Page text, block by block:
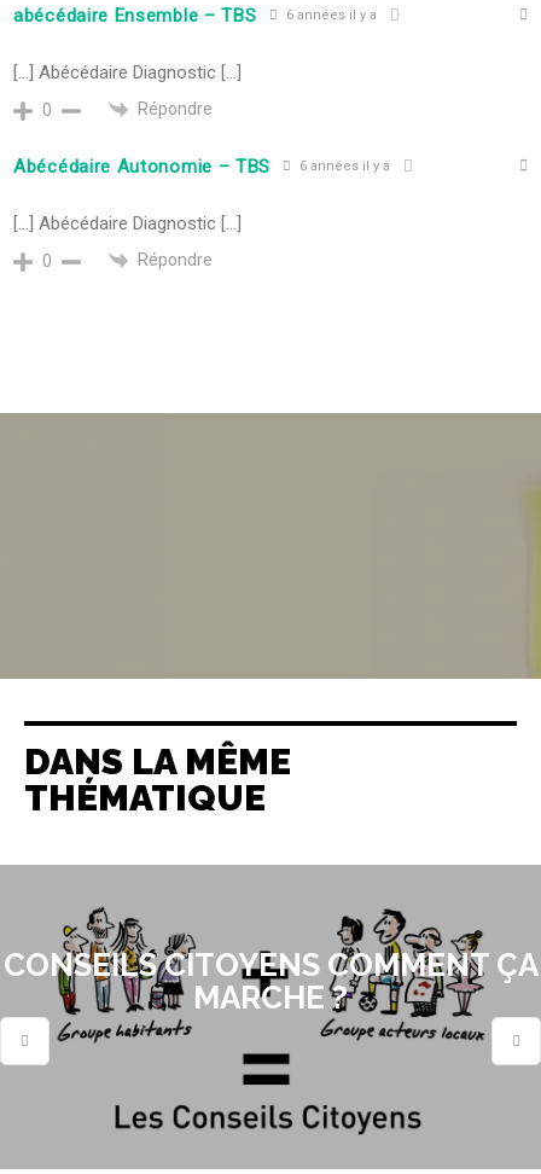
abécédaire Ensemble – TBS 6 années il y a
[…] Abécédaire Diagnostic […]
0 Répondre
Abécédaire Autonomie – TBS 6 années il y a
[…] Abécédaire Diagnostic […]
0 Répondre
DANS LA MÊME
THÉMATIQUE
CONSEILS CITOYENS COMMENT ÇA
MARCHE ?